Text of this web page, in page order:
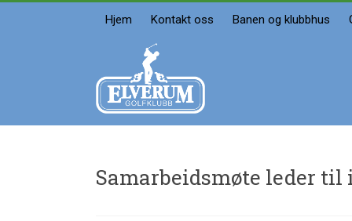
Hjem Kontakt oss Banen og klubbhus
Elverum
golfklubb
Velkommen
Samarbeidsmøte leder til